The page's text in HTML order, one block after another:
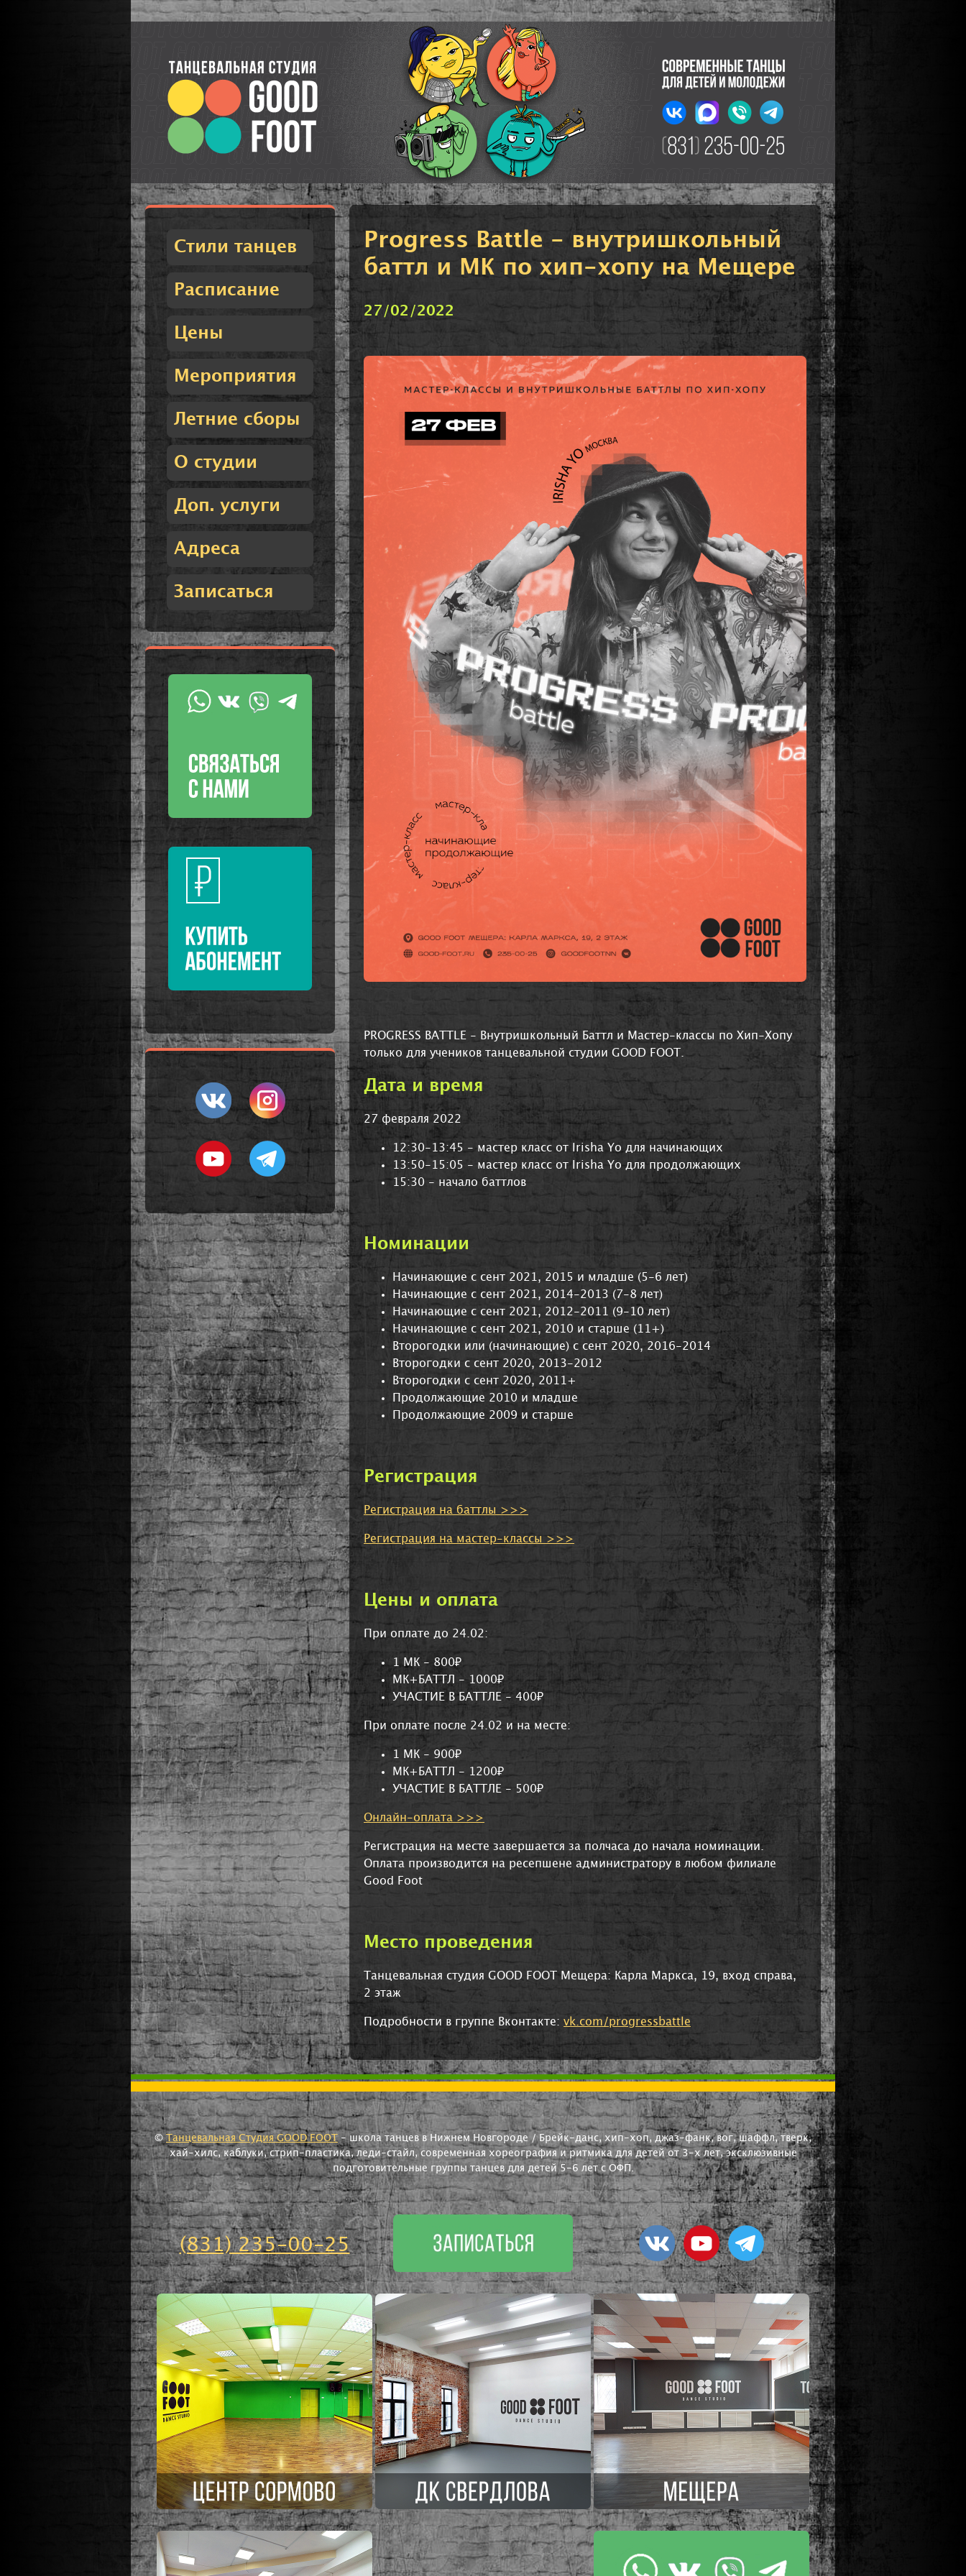
Стили танцев
Расписание
Цены
Мероприятия
Летние сборы
О студии
Доп. услуги
Адреса
Записаться
Progress Battle - внутришкольный
баттл и МК по хип-хопу на Мещере
27/02/2022
PROGRESS BATTLE - Внутришкольный Баттл и Мастер-классы по Хип-Хопу
только для учеников танцевальной студии GOOD FOOT.
Дата и время
27 февраля 2022
12:30-13:45 - мастер класс от Irisha Yo для начинающих
13:50-15:05 - мастер класс от
Irisha Yo для продолжающих
15:30 - начало баттлов
Номинации
Начинающие с сент 2021, 2015 и младше (5-6 лет)
Начинающие с сент 2021, 2014-2013 (7-8 лет)
Начинающие с сент 2021, 2012-2011 (9-10 лет)
Начинающие с сент 2021, 2010 и старше (11+)
Второгодки или (начинающие) с сент 2020, 2016-2014
Второгодки с сент 2020, 2013-2012
Второгодки с сент 2020, 2011+
Продолжающие 2010 и младше
Продолжающие 2009 и старше
Регистрация
Регистрация на баттлы >>>
Регистрация на мастер-классы >>>
Цены и оплата
При оплате до 24.02:
1 МК - 800₽
МК+БАТТЛ - 1000₽
УЧАСТИЕ В БАТТЛЕ - 400₽
При оплате после 24.02 и на месте:
1 МК - 900₽
МК+БАТТЛ - 1200₽
УЧАСТИЕ В БАТТЛЕ - 500₽
Онлайн-оплата >>>
Регистрация на месте завершается за полчаса до начала номинации.
Оплата производится на ресепшене администратору в любом филиале
Good Foot
Место проведения
Танцевальная студия GOOD FOOT Мещера: Карла Маркса, 19, вход справа,
2 этаж
Подробности в группе Вконтакте: vk.com/progressbattle
©Танцевальная Студия GOOD FOOT- школа танцев в Нижнем Новгороде / Брейк-данс, хип-хоп, джаз-фанк, вог, шаффл, тверк,
хай-хилс, каблуки, стрип-пластика, леди-стайл, современная хореография и ритмика для детей от 3-х лет, эксклюзивные
подготовительные группы танцев для детей 5-6 лет с ОФП.
(831) 235-00-25